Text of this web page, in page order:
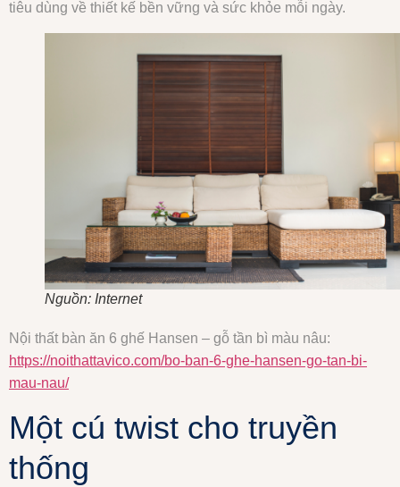
tiêu dùng về thiết kế bền vững và sức khỏe mỗi ngày.
Nguồn: Internet
Nội thất bàn ăn 6 ghế Hansen – gỗ tần bì màu nâu:
https://noithattavico.com/bo-ban-6-ghe-hansen-go-tan-bi-
mau-nau/
Một cú twist cho truyền
thống